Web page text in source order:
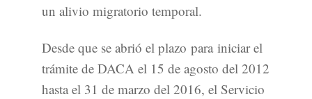
un alivio migratorio temporal.
Desde que se abrió el plazo para iniciar el
trámite de DACA el 15 de agosto del 2012
hasta el 31 de marzo del 2016, el Servicio